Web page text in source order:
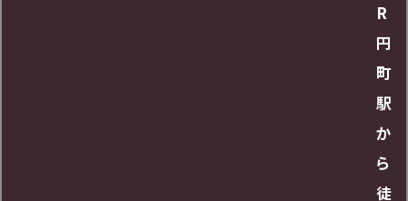
R
円
町
駅
か
ら
徒